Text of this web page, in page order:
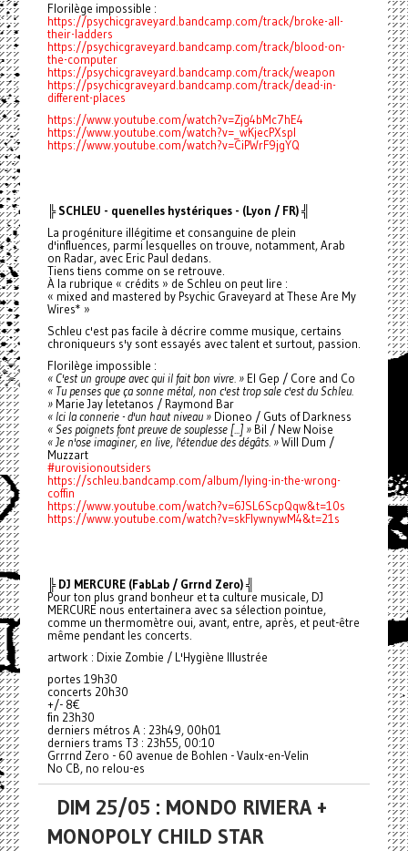
Florilège impossible :
https://psychicgraveyard.bandcamp.com/track/broke-all-
their-ladders
https://psychicgraveyard.bandcamp.com/track/blood-on-
the-computer
https://psychicgraveyard.bandcamp.com/track/weapon
https://psychicgraveyard.bandcamp.com/track/dead-in-
different-places
https://www.youtube.com/watch?v=Zjg4bMc7hE4
https://www.youtube.com/watch?v=_wKjecPXspI
https://www.youtube.com/watch?v=CiPWrF9jgYQ
╠ SCHLEU - quenelles hystériques - (Lyon / FR) ╣
La progéniture illégitime et consanguine de plein
d'influences, parmi lesquelles on trouve, notamment, Arab
on Radar, avec Eric Paul dedans.
Tiens tiens comme on se retrouve.
À la rubrique « crédits » de Schleu on peut lire :
« mixed and mastered by Psychic Graveyard at These Are My
Wires* »
Schleu c'est pas facile à décrire comme musique, certains
chroniqueurs s'y sont essayés avec talent et surtout, passion.
Florilège impossible :
« C'est un groupe avec qui il fait bon vivre. »El Gep / Core and Co
« Tu penses que ça sonne métal, non c'est trop sale c'est du Schleu.
»Marie Jay letetanos / Raymond Bar
« Ici la connerie - d'un haut niveau »Dioneo / Guts of Darkness
« Ses poignets font preuve de souplesse [...] »Bil / New Noise
« Je n'ose imaginer, en live, l'étendue des dégâts. »Will Dum /
Muzzart
#urovisionoutsiders
https://schleu.bandcamp.com/album/lying-in-the-wrong-
coffin
https://www.youtube.com/watch?v=6JSL6ScpQqw&t=10s
https://www.youtube.com/watch?v=skFlywnywM4&t=21s
╠ DJ MERCURE (FabLab / Grrnd Zero) ╣
Pour ton plus grand bonheur et ta culture musicale, DJ
MERCURE nous entertainera avec sa sélection pointue,
comme un thermomètre oui, avant, entre, après, et peut-être
même pendant les concerts.
artwork : Dixie Zombie / L'Hygiène Illustrée
portes 19h30
concerts 20h30
+/- 8€
fin 23h30
derniers métros A : 23h49, 00h01
derniers trams T3 : 23h55, 00:10
Grrrnd Zero - 60 avenue de Bohlen - Vaulx-en-Velin
No CB, no relou-es
DIM 25/05 : MONDO RIVIERA +
MONOPOLY CHILD STAR